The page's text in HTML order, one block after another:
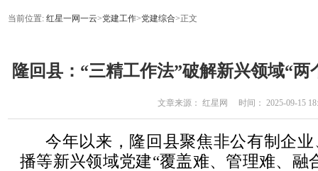
当前位置: 红星一网一云>党建工作>党建综合>正文
隆回县：“三精工作法”破解新兴领域“
文章来源： 红星网 时间： 2025-09-15
今年以来，隆回县聚焦非公有制企
播等新兴领域党建“覆盖难、管理难、融